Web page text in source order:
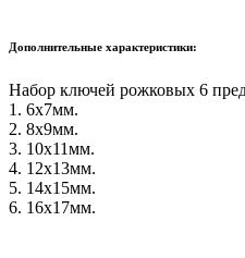
Дополнительные характеристики:
Набор ключей рожковых 6
1. 6х7мм.
2. 8х9мм.
3. 10х11мм.
4. 12х13мм.
5. 14х15мм.
6. 16х17мм.